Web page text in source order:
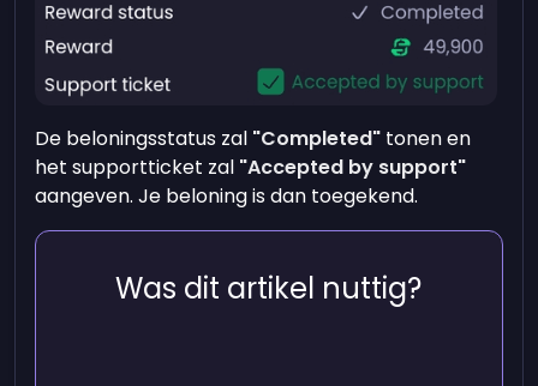
De beloningsstatus zal "Completed" tonen en
het supportticket zal "Accepted by support"
aangeven. Je beloning is dan toegekend.
Was dit artikel nuttig?